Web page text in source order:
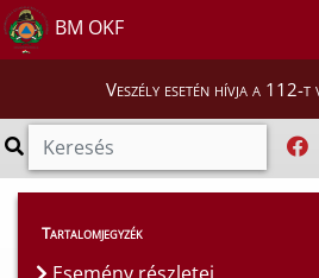
BM OKF
Veszély esetén hívja a 112-
Esemény részletei
Tartalomjegyzék